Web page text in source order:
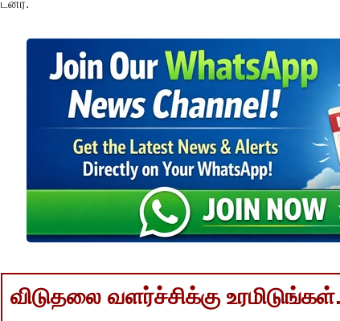
டனர்.
விடுதலை வளர்ச்சிக்கு